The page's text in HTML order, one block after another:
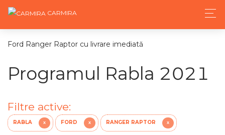
CARMIRA
Ford Ranger Raptor cu livrare imediată
Programul Rabla 2021
Filtre active:
RABLA X FORD X RANGER RAPTOR X